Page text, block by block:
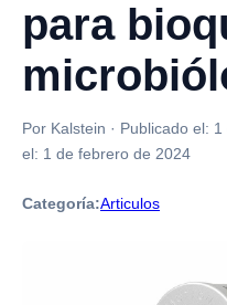
para
Por Kalstein · Publicado el: 1
el: 1 de febrero de 2024
Categoría:Articulos